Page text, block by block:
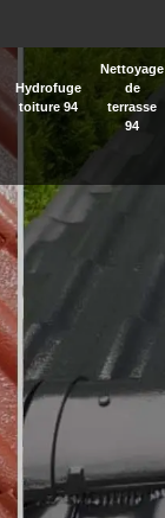
Hydrofuge
toiture 94
Nettoyage
de
terrasse
94